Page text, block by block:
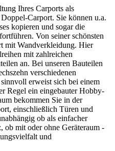
Ihres Carports als
Carport. Sie können u.a.
kopieren und sogar die
fortführen. Von seiner schönsten
mit Wandverkleidung. Hier
mit zahlreichen
an. Bei unseren Bauteilen
verschiedenen
erweist sich bei einem
Regel ein eingebauter Hobby-
bekommen Sie in der
einschließlich Türen und
ob als einfacher
ob mit oder ohne Geräteraum -
und